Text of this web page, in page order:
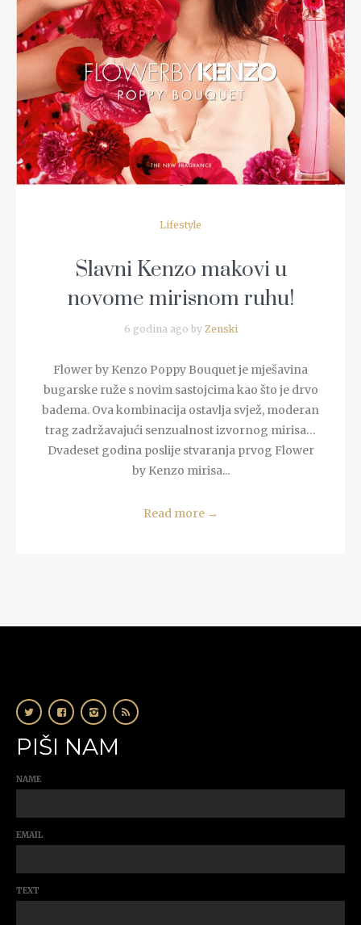
READ MORE
Lifestyle
Slavni Kenzo makovi u
novome mirisnom ruhu!
6 godina ago by Zenski
Flower by Kenzo Poppy Bouquet je mješavina
bugarske ruže s novim sastojcima kao što je drvo
badema. Ova kombinacija ostavlja svjež, moderan
trag zadržavajući senzualnost izvornog mirisa…
Dvadeset godina poslije stvaranja prvog Flower
by Kenzo mirisa...
Read more →
PIŠI NAM
NAME
EMAIL
TEXT